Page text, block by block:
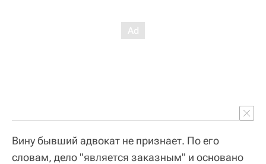
Вину бывший адвокат не признает. По его
словам, дело "является заказным" и основано